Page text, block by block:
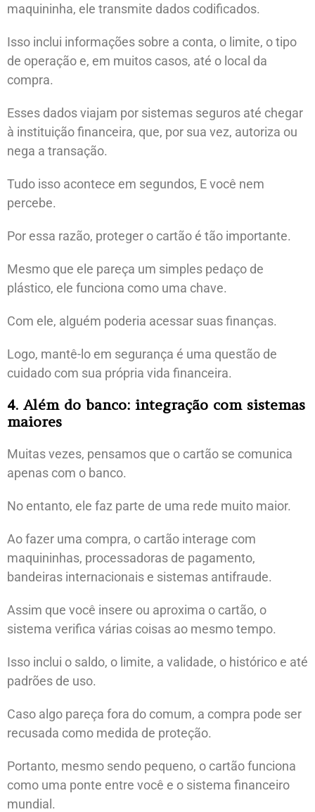
maquininha, ele transmite dados codificados.
Isso inclui informações sobre a conta, o limite, o tipo
de operação e, em muitos casos, até o local da
compra.
Esses dados viajam por sistemas seguros até chegar
à instituição financeira, que, por sua vez, autoriza ou
nega a transação.
Tudo isso acontece em segundos, E você nem
percebe.
Por essa razão, proteger o cartão é tão importante.
Mesmo que ele pareça um simples pedaço de
plástico, ele funciona como uma chave.
Com ele, alguém poderia acessar suas finanças.
Logo, mantê-lo em segurança é uma questão de
cuidado com sua própria vida financeira.
4. Além do banco: integração com sistemas
maiores
Muitas vezes, pensamos que o cartão se comunica
apenas com o banco.
No entanto, ele faz parte de uma rede muito maior.
Ao fazer uma compra, o cartão interage com
maquininhas, processadoras de pagamento,
bandeiras internacionais e sistemas antifraude.
Assim que você insere ou aproxima o cartão, o
sistema verifica várias coisas ao mesmo tempo.
Isso inclui o saldo, o limite, a validade, o histórico e até
padrões de uso.
Caso algo pareça fora do comum, a compra pode ser
recusada como medida de proteção.
Portanto, mesmo sendo pequeno, o cartão funciona
como uma ponte entre você e o sistema financeiro
mundial.